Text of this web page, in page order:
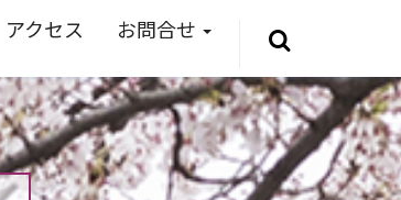
アクセス お問合せ